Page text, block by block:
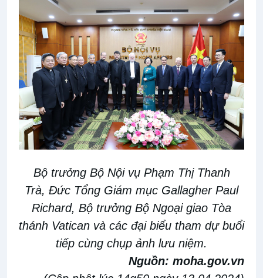
Bộ trưởng Bộ Nội vụ Phạm Thị Thanh
Trà, Đức Tổng Giám mục Gallagher Paul
Richard, Bộ trưởng Bộ Ngoại giao Tòa
thánh Vatican và các đại biểu tham dự buổi
tiếp cùng chụp ảnh lưu niệm.
Nguồn: moha.gov.vn